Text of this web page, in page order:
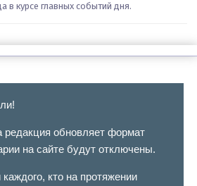
в курсе главных событий дня.
редакция обновляет формат
на сайте будут отключены.
кто на протяжении